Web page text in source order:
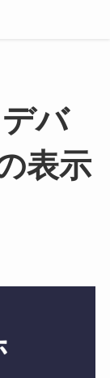
バ
表示